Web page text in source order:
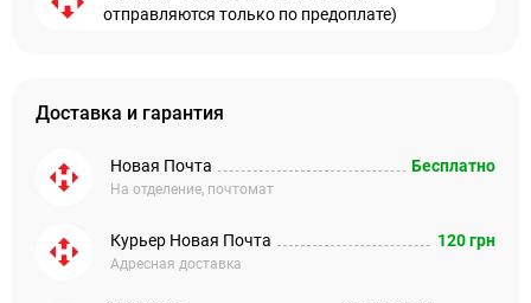
отправляются только по предоплате)
Доставка и гарантия
Новая Почта
На отделение, почтомат
Бесплатно
Курьер Новая Почта
Адресная доставка
120 грн